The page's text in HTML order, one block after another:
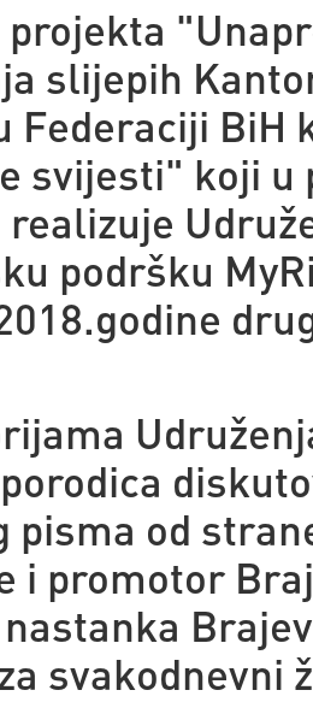
slijepih
Federaciji BiH
svijesti" koji
realizuje
podršku
pisma od
i promotor
svakodnevni